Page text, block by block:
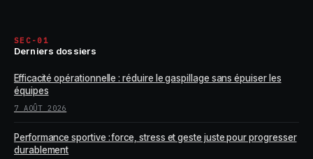
SEC-01
Derniers dossiers
Efficacité opérationnelle : réduire le gaspillage sans épuiser les
équipes
7 AOÛT 2026
Performance sportive : force, stress et geste juste pour progresser
durablement